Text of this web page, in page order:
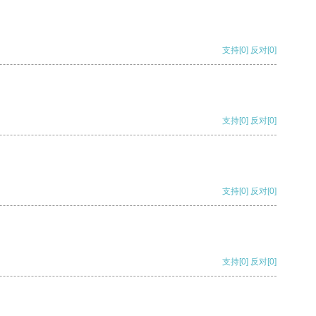
支持[0] 反对[0]
支持[0] 反对[0]
支持[0] 反对[0]
支持[0] 反对[0]